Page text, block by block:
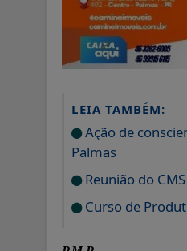
LEIA TAMBÉM:
Ação de
Palmas
Reunião do
Curso de